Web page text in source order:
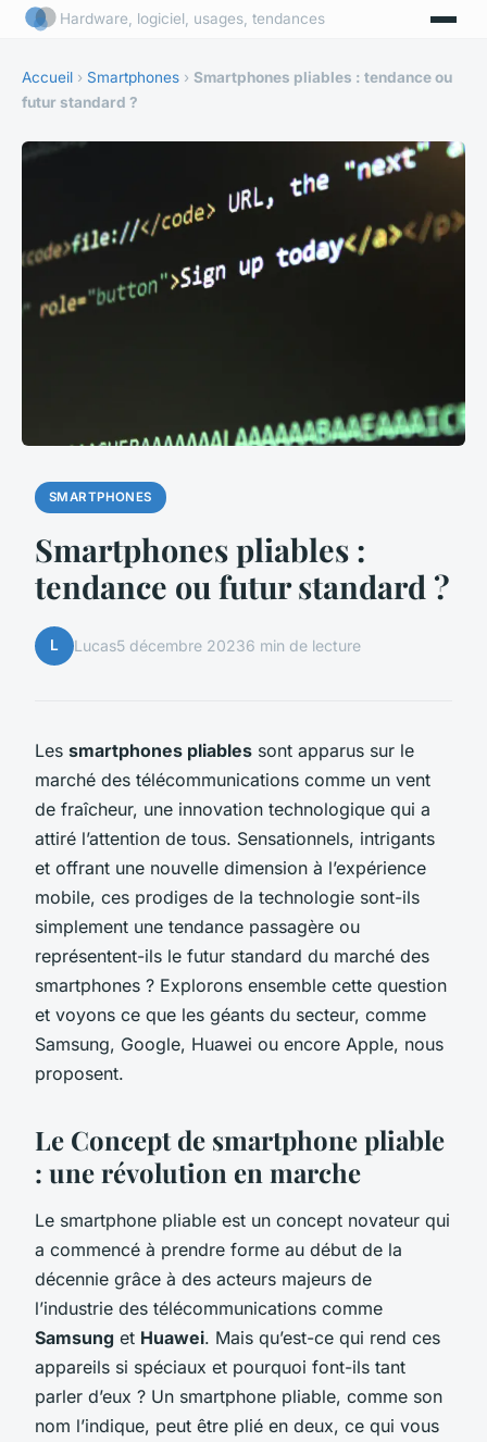
Hardware, logiciel, usages, tendances
Accueil › Smartphones › Smartphones pliables : tendance ou
futur standard ?
SMARTPHONES
Smartphones pliables :
tendance ou futur standard ?
L Lucas5 décembre 20236 min de lecture
Les smartphones pliables sont apparus sur le
marché des télécommunications comme un vent
de fraîcheur, une innovation technologique qui a
attiré l’attention de tous. Sensationnels, intrigants
et offrant une nouvelle dimension à l’expérience
mobile, ces prodiges de la technologie sont-ils
simplement une tendance passagère ou
représentent-ils le futur standard du marché des
smartphones ? Explorons ensemble cette question
et voyons ce que les géants du secteur, comme
Samsung, Google, Huawei ou encore Apple, nous
proposent.
Le Concept de smartphone pliable
: une révolution en marche
Le smartphone pliable est un concept novateur qui
a commencé à prendre forme au début de la
décennie grâce à des acteurs majeurs de
l’industrie des télécommunications comme
Samsung et Huawei. Mais qu’est-ce qui rend ces
appareils si spéciaux et pourquoi font-ils tant
parler d’eux ? Un smartphone pliable, comme son
nom l’indique, peut être plié en deux, ce qui vous